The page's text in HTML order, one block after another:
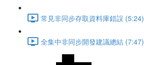
常見非同步存取資料庫錯誤 (5:24)
全集中非同步開發建議總結 (7:47)